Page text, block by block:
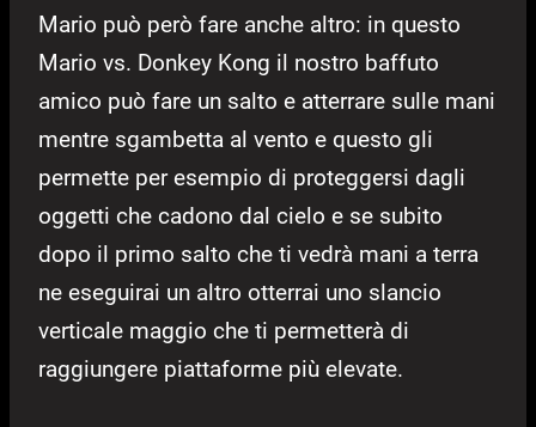
Mario può però fare anche altro: in questo
Mario vs. Donkey Kong il nostro baffuto
amico può fare un salto e atterrare sulle mani
mentre sgambetta al vento e questo gli
permette per esempio di proteggersi dagli
oggetti che cadono dal cielo e se subito
dopo il primo salto che ti vedrà mani a terra
ne eseguirai un altro otterrai uno slancio
verticale maggio che ti permetterà di
raggiungere piattaforme più elevate.